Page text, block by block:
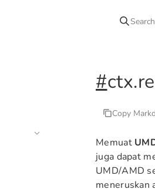
Search
#
Copy
Memuat
juga dapat
UMD/AMD
meneruskan